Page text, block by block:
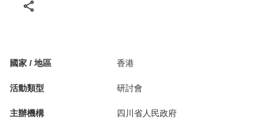
國家 / 地區 香港
活動類型 研討會
主辦機構 四川省人民政府